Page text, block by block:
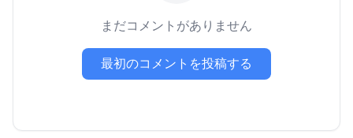
まだコメントがありません
最初のコメントを投稿する